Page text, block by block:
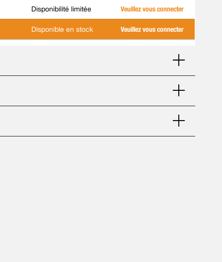
Disponibilité limitée Veuillez vous connecter
Disponible en stock Veuillez vous connecter